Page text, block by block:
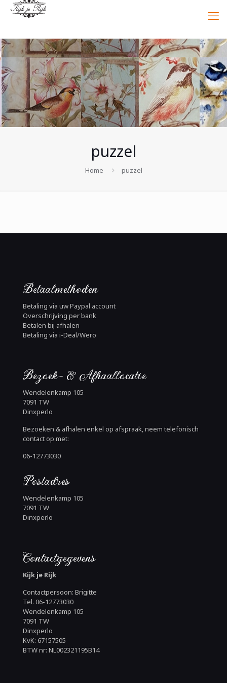
puzzel
Home puzzel
Betaalmethoden
Betaling via uw Paypal account
Overschrijving per bank
Betalen bij afhalen
Betaling via i-Deal/Wero
Bezoek- & Afhaallocatie
Wendelenkamp 105
7091 TW
Dinxperlo
Bezoeken & afhalen enkel op afspraak, neem telefonisch
contact op met:
06-12773030
Postadres
Wendelenkamp 105
7091 TW
Dinxperlo
Contactgegevens
Kijk je Rijk
Contactpersoon: Brigitte
Tel. 06-12773030
Wendelenkamp 105
7091 TW
Dinxperlo
KvK: 67157505
BTW nr: NL002321195B14